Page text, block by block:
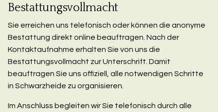
Bestattungsvollmacht
Sie erreichen uns telefonisch oder können die anonyme
Bestattung direkt online beauftragen. Nach der
Kontaktaufnahme erhalten Sie von uns die
Bestattungsvollmacht zur Unterschrift. Damit
beauftragen Sie uns offiziell, alle notwendigen Schritte
in Schwarzheide zu organisieren.
Im Anschluss begleiten wir Sie telefonisch durch alle